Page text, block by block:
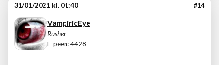
31/01/2021 kl. 01:40 #14
VampiricEye
Rusher
E-peen: 4428